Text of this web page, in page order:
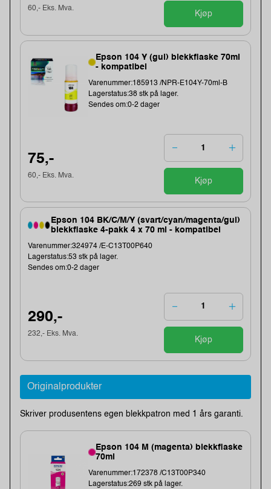
60,- Eks. Mva.
Kjøp
Epson 104 Y (gul) blekkflaske 70ml
- kompatibel
Varenummer:185913 /NPR-E104Y-70ml-B
Lagerstatus:38 stk på lager.
Sendes om:0-2 dager
75,-
60,- Eks. Mva.
Kjøp
Epson 104 BK/C/M/Y (svart/cyan/magenta/gul)
blekkflaske 4-pakk 4 x 70 ml - kompatibel
Varenummer:324974 /E-C13T00P640
Lagerstatus:53 stk på lager.
Sendes om:0-2 dager
290,-
232,- Eks. Mva.
Kjøp
Originalprodukter
Skriver produsentens egen blekkpatron med 1 års garanti.
Epson 104 M (magenta) blekkflaske
70ml
Varenummer:172378 /C13T00P340
Lagerstatus:269 stk på lager.